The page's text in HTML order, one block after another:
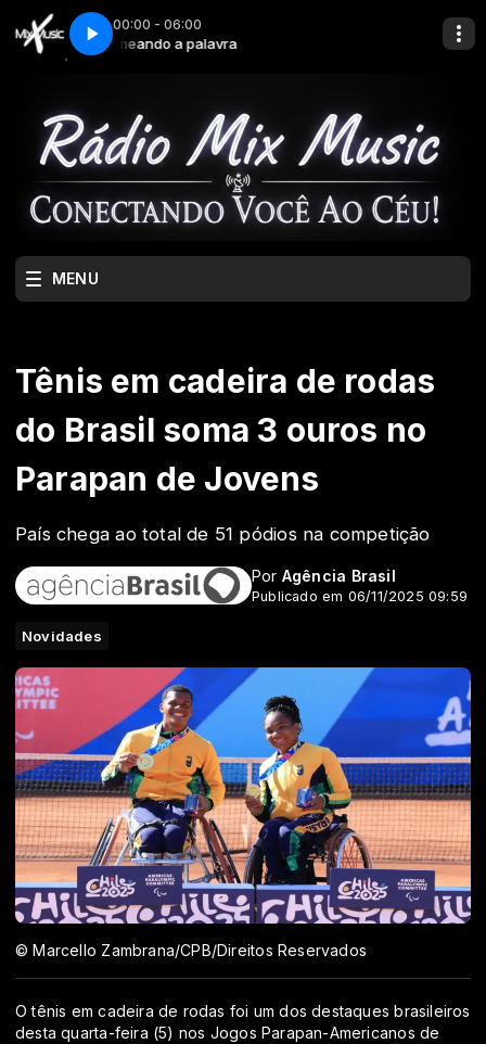
00:00 - 06:00
Semeando a palavra
MENU
Tênis em cadeira de rodas
do Brasil soma 3 ouros no
Parapan de Jovens
País chega ao total de 51 pódios na competição
Por Agência Brasil
Publicado em 06/11/2025 09:59
Novidades
© Marcello Zambrana/CPB/Direitos Reservados
O tênis em cadeira de rodas foi um dos destaques brasileiros
desta quarta-feira (5) nos Jogos Parapan-Americanos de